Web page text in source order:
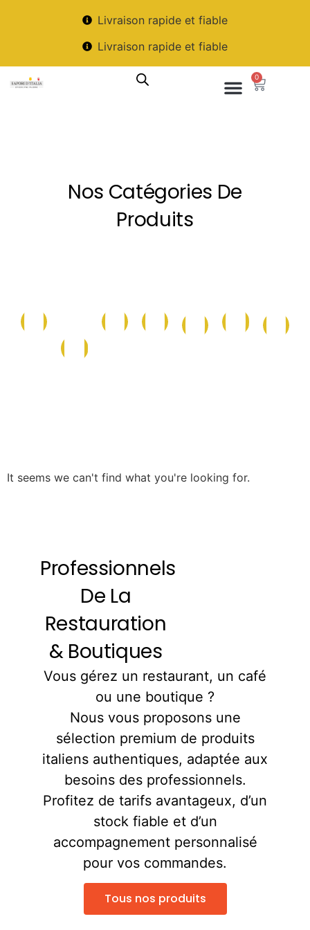
Livraison rapide et fiable
Livraison rapide et fiable
0
Nos Catégories De
Produits
La
Boutique
Conserves
Produits
de
Epicerie
Salée
Epicerie
Sucrée
Maison
et
Cave
Italienneet
It seems we can't find what you're looking for.
Professionnels
De La
Restauration
& Boutiques
Vous gérez un restaurant, un café
ou une boutique ?
Nous vous proposons une
sélection premium de produits
italiens authentiques, adaptée aux
besoins des professionnels.
Profitez de tarifs avantageux, d’un
stock fiable et d’un
accompagnement personnalisé
pour vos commandes.
Tous nos produits